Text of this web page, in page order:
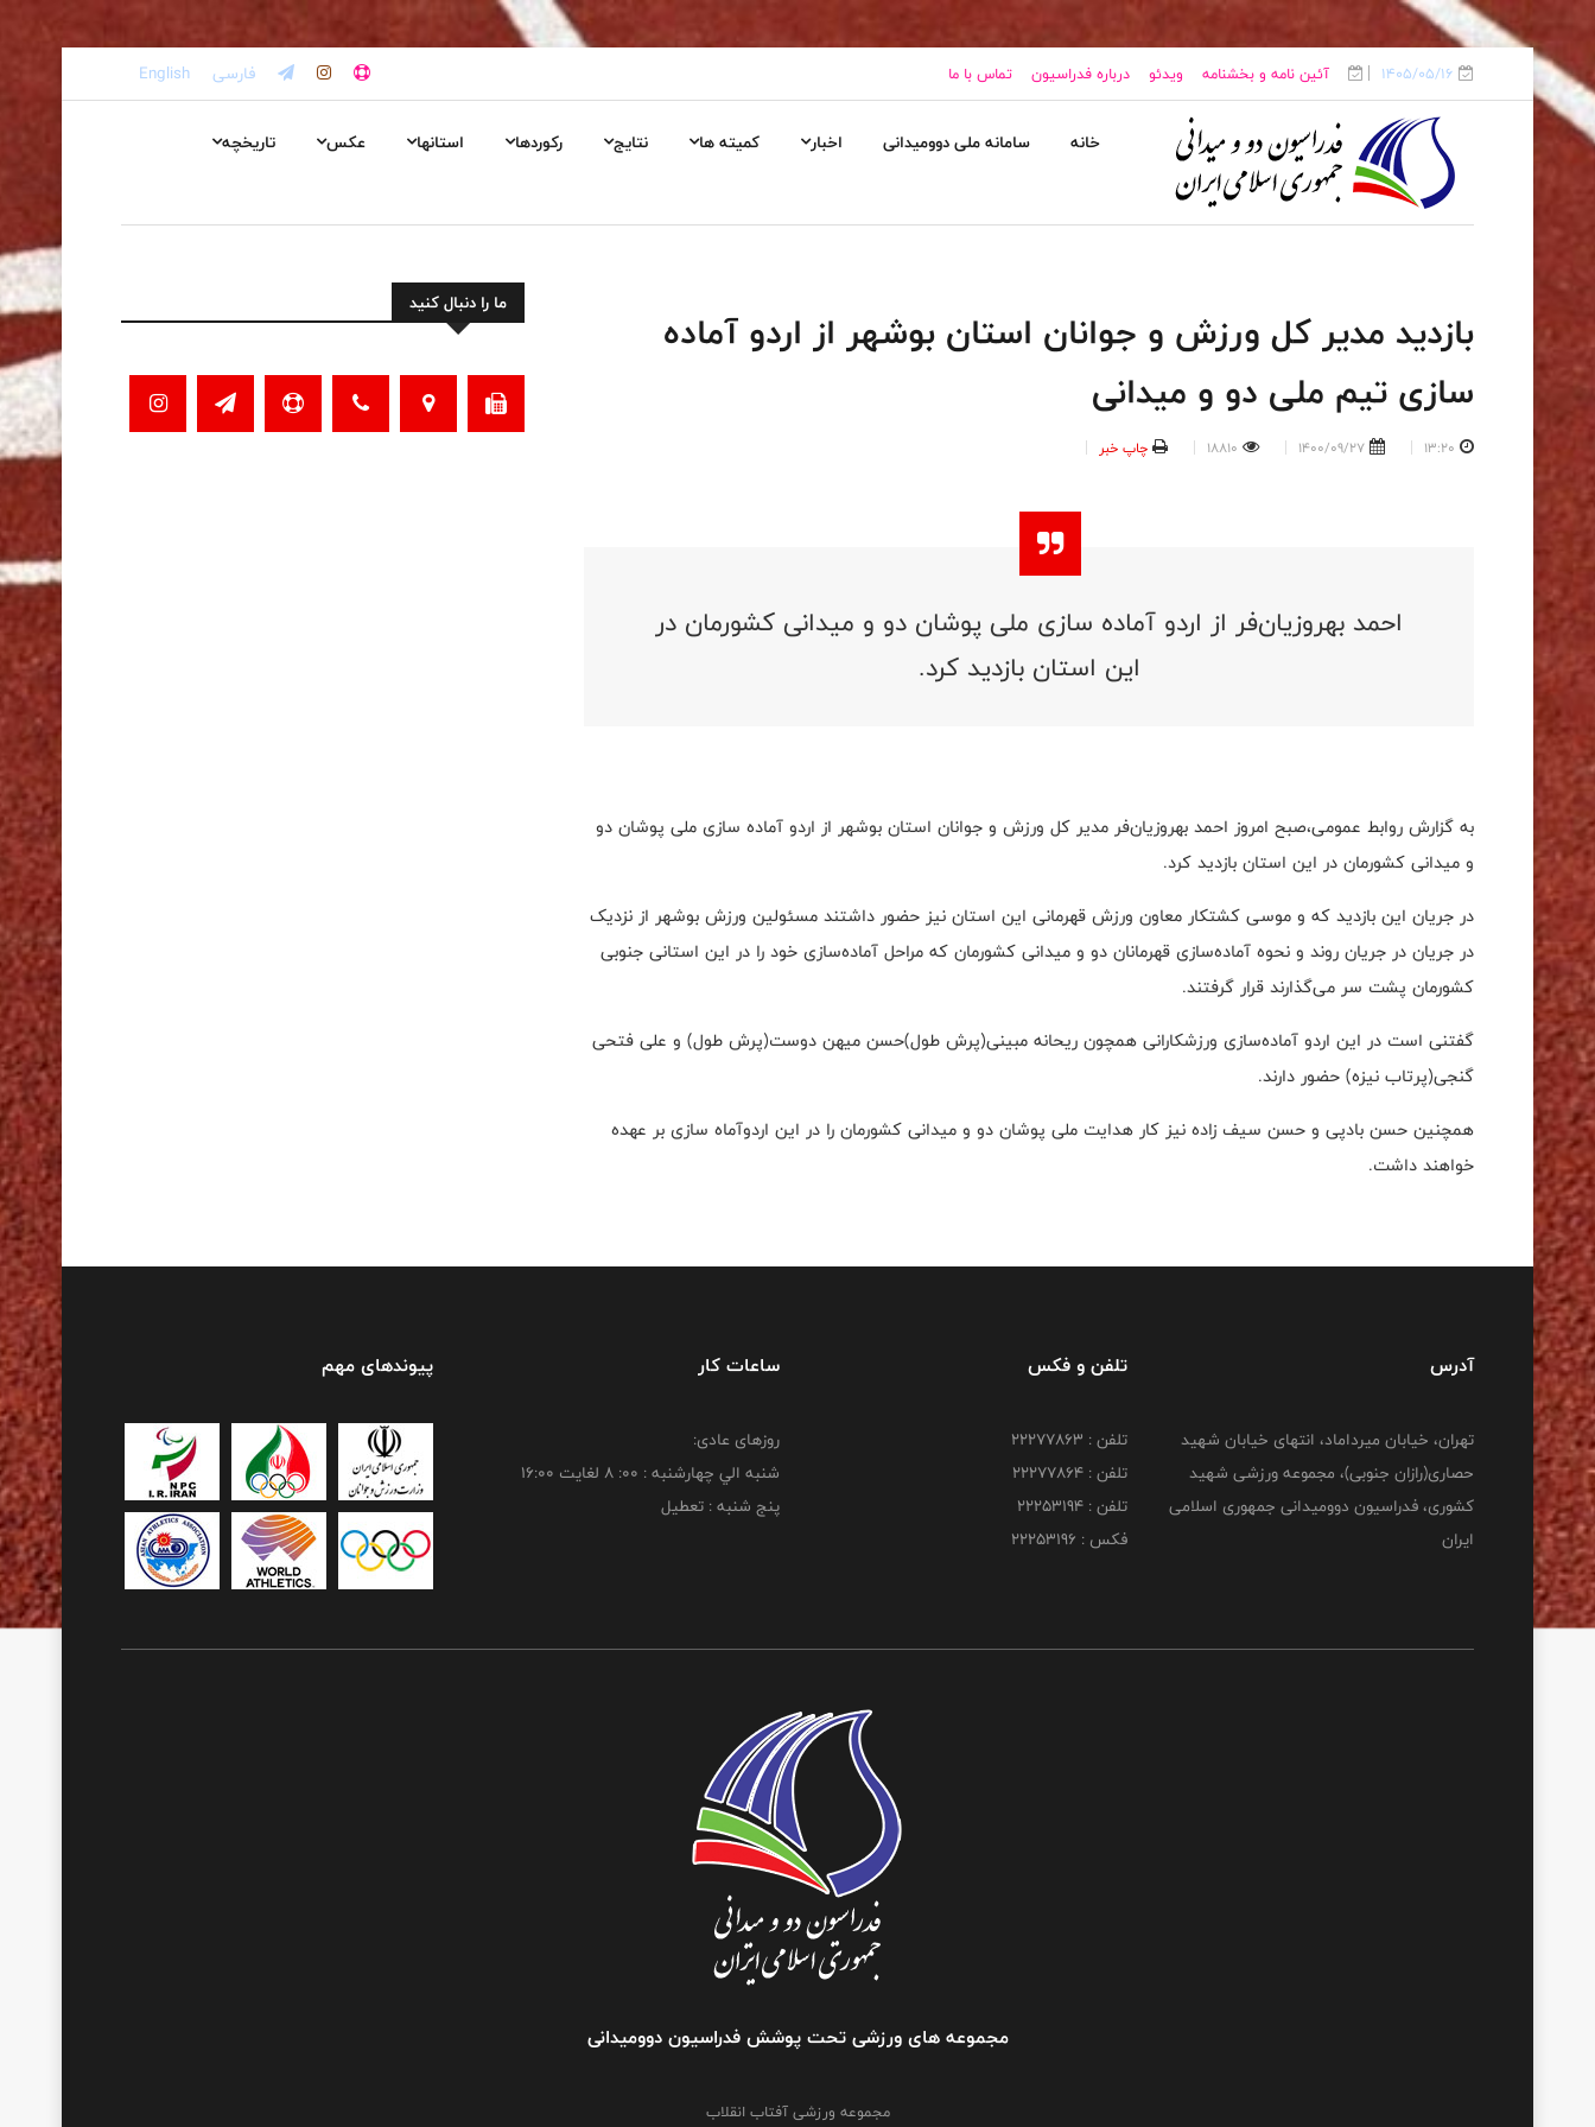
1405/05/16 آئین نامه و بخشنامه ویدئو درباره فدراسیون تماس با ما فارسی English
خانه سامانه ملی دوومیدانی اخبار کمیته ها نتایج رکوردها استانها عکس تاریخچه
بازدید مدیر کل ورزش و جوانان استان بوشهر از اردو آماده
سازی تیم ملی دو و میدانی
13:20
1400/09/27
18810 چاپ خبر
احمد بهروزیان‌فر از اردو آماده سازی ملی پوشان دو و میدانی کشورمان در
این استان بازدید کرد.
به گزارش روابط عمومی،صبح امروز احمد بهروزیان‌فر مدیر کل ورزش و جوانان استان بوشهر از اردو آماده سازی ملی پوشان دو
و میدانی کشورمان در این استان بازدید کرد.
در جریان این بازدید که و موسی کشتکار معاون ورزش قهرمانی این استان نیز حضور داشتند مسئولین ورزش بوشهر از نزدیک
در جریان در جریان روند و نحوه آماده‌سازی قهرمانان دو و میدانی کشورمان که مراحل آماده‌سازی خود را در این استانی جنوبی
کشورمان پشت سر می‌گذارند قرار گرفتند.
گفتنی است در این اردو آماده‌سازی ورزشکارانی همچون ریحانه مبینی(پرش طول)حسن میهن دوست(پرش طول) و علی فتحی
گنجی(پرتاب نیزه) حضور دارند.
همچنین حسن بادپی و حسن سیف زاده نیز کار هدایت ملی پوشان دو و میدانی کشورمان را در این اردو‌آما‌ه سازی بر عهده
خواهند داشت.
ما را دنبال کنید
آدرس
تهران، خیابان میرداماد، انتهای خیابان شهید
حصاری(رازان جنوبی)، مجموعه ورزشی شهید
کشوری، فدراسیون دوومیدانی جمهوری اسلامی
ایران
تلفن و فکس
تلفن : 22277863
تلفن : 22277864
تلفن : 22253194
فکس : 22253196
ساعات کار
روزهای عادی:
شنبه الي چهارشنبه : 00: 8 لغايت 16:00
پنج شنبه : تعطیل
پیوندهای مهم
مجموعه های ورزشی تحت پوشش فدراسیون دوومیدانی
مجموعه ورزشی آفتاب انقلاب